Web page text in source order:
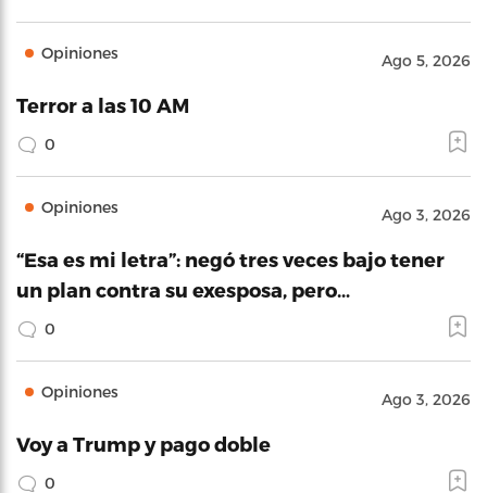
Opiniones Ago 5, 2026
Terror a las 10 AM
0
Opiniones Ago 3, 2026
“Esa es mi letra”: negó tres veces bajo tener
un plan contra su exesposa, pero…
0
Opiniones Ago 3, 2026
Voy a Trump y pago doble
0